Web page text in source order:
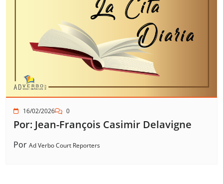
16/02/2026 0
Por: Jean-François Casimir Delavigne
Por Ad Verbo Court Reporters